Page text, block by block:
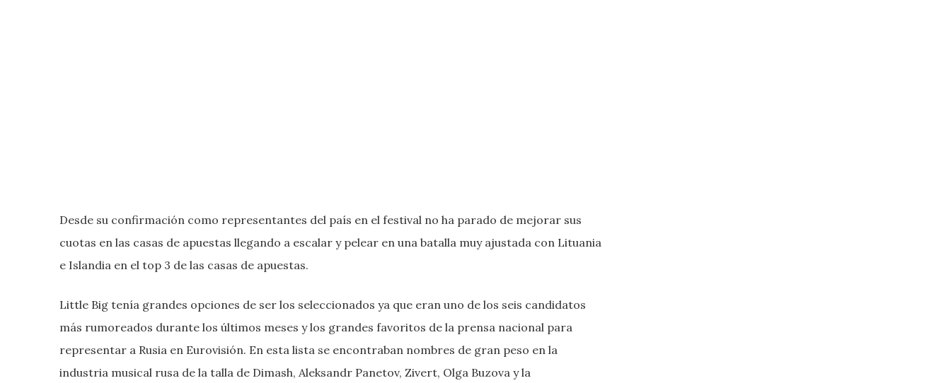
Desde su confirmación como representantes del país en el festival no ha parado de mejorar sus
cuotas en las casas de apuestas llegando a escalar y pelear en una batalla muy ajustada con Lituania
e Islandia en el top 3 de las casas de apuestas.
Little Big tenía grandes opciones de ser los seleccionados ya que eran uno de los seis candidatos
más rumoreados durante los últimos meses y los grandes favoritos de la prensa nacional para
representar a Rusia en Eurovisión. En esta lista se encontraban nombres de gran peso en la
industria musical rusa de la talla de Dimash, Aleksandr Panetov, Zivert, Olga Buzova y la